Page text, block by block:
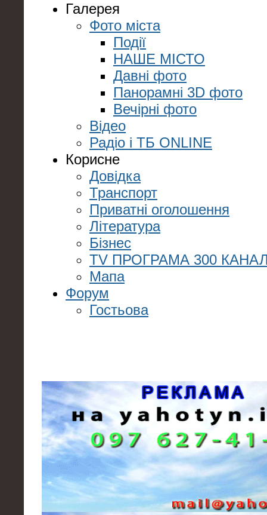
Галерея
Фото міста
Події
НАШЕ МІСТО
Давні фото
Панорамні 3D фото
Вечірні фото
Відео
Радіо і ТБ ONLINE
Корисне
Довідка
Транспорт
Приватні оголошення
Література
Бізнес
TV ПРОГРАМА 300
Мапа
Форум
Гостьова